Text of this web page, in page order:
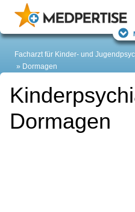
Facharzt für Kinder- und
Dormagen
Dormagen